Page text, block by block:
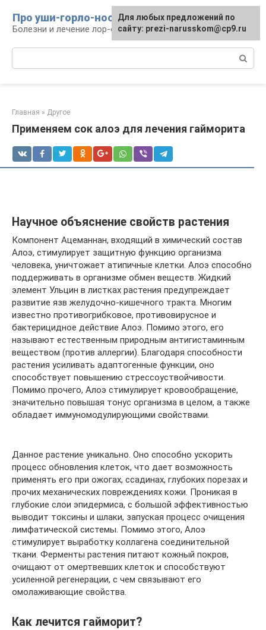
контенту
Про уши-горло-нос
Болезни и лечение лор-органов
Главная » Другое
Применяем сок алоэ для лечения гайморита
Научное объяснение свойств растения
Компонент Ацеманнан, входящий в химический состав
Алоэ, стимулирует защитную функцию организма
человека, уничтожает атипичные клетки. Алоэ способно
поддерживать в организме обмен веществ. Жидкий
элемент Ульцин в листках растения предупреждает
развитие язв желудочно-кишечного тракта. Многим
известно противогрибковое, противовирусное и
бактерицидное действие Алоэ. Помимо этого, его
называют естественным природным антигистаминным
веществом (против аллергии). Благодаря способности
растения усиливать адаптогенные функции, оно
способствует повышению стрессоуствойчивости.
Помимо прочего, Алоэ стимулирует кровообращение,
значительно повышая тонус организма в целом, а также
обладает иммуномодулирующими свойствами.
Данное растение уникально. Оно способно ускорить
процесс обновления клеток, что дает возможность
применять его при ожогах, ссадинах, глубоких порезах и
прочих механических повреждениях кожи. Проникая в
глубокие слои эпидермиса, с большой эффективностью
выводит токсины и шлаки, запуская процесс очищения
лимфатической системы. Помимо этого, Алоэ
стимулирует выработку коллагена соединительной
ткани. Ферменты растения питают кожный покров,
очищают от омертвевших клеток и способствуют
усиленной регенерации, с чем связывают его
омолаживающие свойства.
Как лечится гайморит?
Для любых предложений по
сайту: prezi-narusskom@cp9.ru